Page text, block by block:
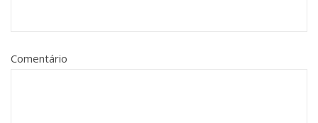
Comentário